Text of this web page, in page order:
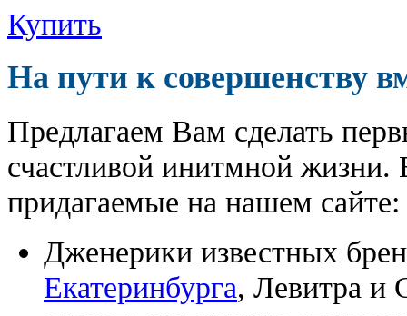
Купить
На пути к совершенству
Предлагаем Вам сделать
счастливой инитмной жизни.
придагаемые на нашем сайте:
Дженерики известных
Екатеринбурга, Левитра и